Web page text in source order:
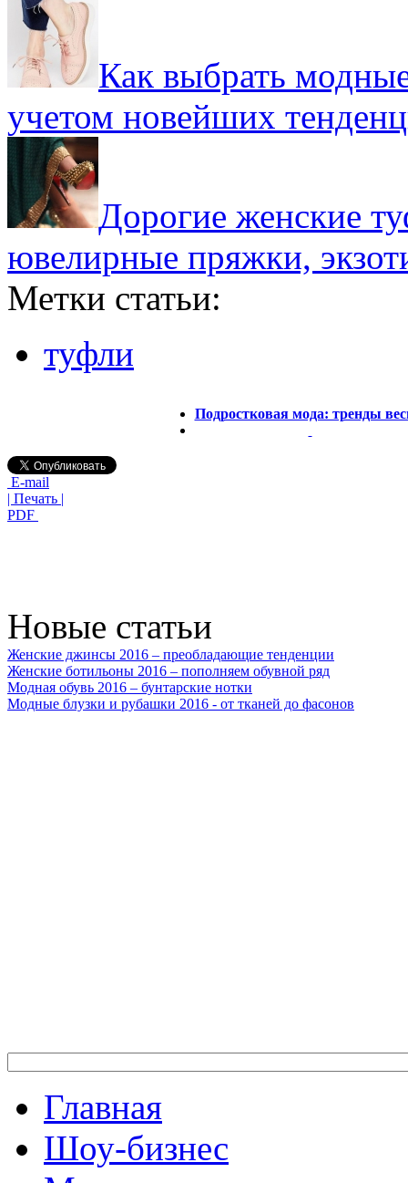
Как выбрать
учетом новейших
Дорогие женские
ювелирные пряжки,
Метки статьи:
туфли
Подростковая мода: тренды
E-mail
| Печать |
PDF
Новые статьи
Женские джинсы 2016 – преобладающие тенденции
Женские ботильоны 2016 – пополняем обувной ряд
Модная обувь 2016 – бунтарские нотки
Модные блузки и рубашки 2016 - от тканей до фасонов
Главная
Шоу-бизнес